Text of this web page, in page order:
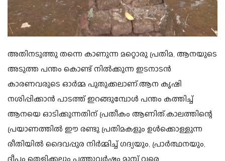
അതിനടുത്തു തന്നെ കാണുന്ന മറ്റൊരു പ്രതിമ, ആനയുടെ
അടുത്ത പന്തം കൊണ്ട് നിൽക്കുന്ന ഇടനാടൻ
കാരണവരുടെ ഓർമ്മ പുതുക്കലാണ്.ആന കൃഷി
നശിപ്പിക്കാൻ പാടത്ത് ഇറങ്ങുമ്പോൾ പന്തം കത്തിച്ച്
ആനയെ ഓടിക്കുന്നതിന് പ്രതീകം ആണിത്.കാലത്തിന്റെ
പ്രയാണത്തിൽ ഈ രണ്ടു പ്രതിമകളും ഉൾക്കൊള്ളുന്ന
രീതിയിൽ ദൈവപ്പുര നിർമ്മിച്ച് ഗദ്യയും, പ്രാർത്ഥനയും,